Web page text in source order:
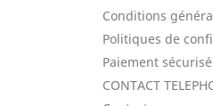
Conditions
Politiques de
Paiement sécurisé
CONTACT